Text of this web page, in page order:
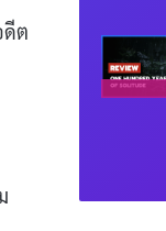
ดีต